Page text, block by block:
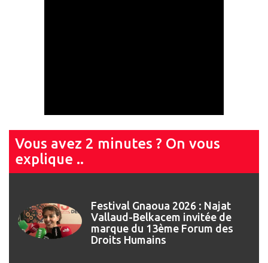
Vous avez 2 minutes ? On vous
explique ..
Festival Gnaoua 2026 : Najat
Vallaud-Belkacem invitée de
marque du 13ème Forum des
Droits Humains